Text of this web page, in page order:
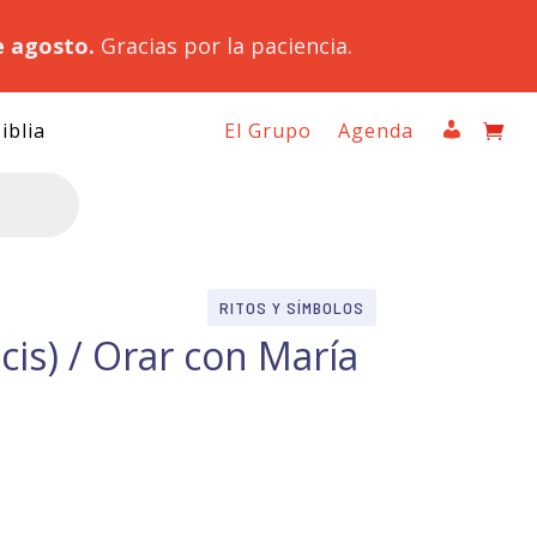
agosto. Gracias por la paciencia.
El Grupo Agenda
RITOS Y SÍMBOLOS
/ Orar con María